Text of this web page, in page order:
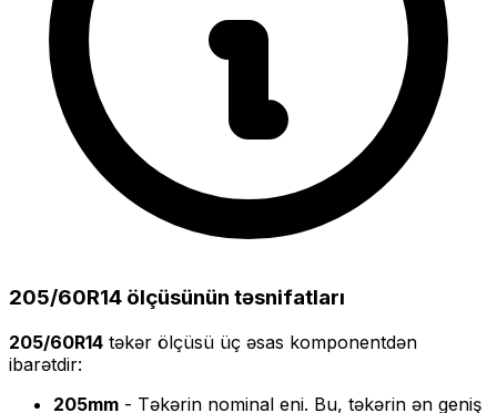
205/60R14 ölçüsünün təsnifatları
205/60R14 təkər ölçüsü üç əsas komponentdən
ibarətdir:
205mm - Təkərin nominal eni. Bu, təkərin ən geniş